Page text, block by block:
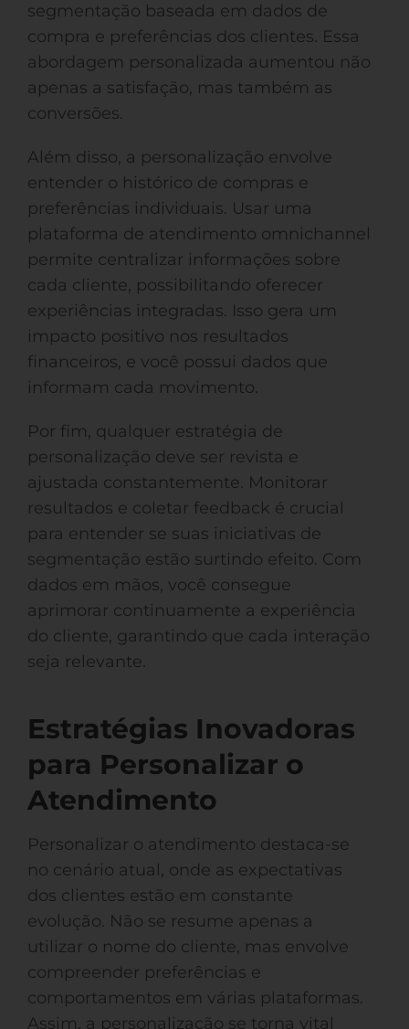
segmentação baseada em dados de
compra e preferências dos clientes. Essa
abordagem personalizada aumentou não
apenas a satisfação, mas também as
conversões.
Além disso, a personalização envolve
entender o histórico de compras e
preferências individuais. Usar uma
plataforma de atendimento omnichannel
permite centralizar informações sobre
cada cliente, possibilitando oferecer
experiências integradas. Isso gera um
impacto positivo nos resultados
financeiros, e você possui dados que
informam cada movimento.
Por fim, qualquer estratégia de
personalização deve ser revista e
ajustada constantemente. Monitorar
resultados e coletar feedback é crucial
para entender se suas iniciativas de
segmentação estão surtindo efeito. Com
dados em mãos, você consegue
aprimorar continuamente a experiência
do cliente, garantindo que cada interação
seja relevante.
Estratégias Inovadoras
para Personalizar o
Atendimento
Personalizar o atendimento destaca-se
no cenário atual, onde as expectativas
dos clientes estão em constante
evolução. Não se resume apenas a
utilizar o nome do cliente, mas envolve
compreender preferências e
comportamentos em várias plataformas.
Assim, a personalização se torna vital